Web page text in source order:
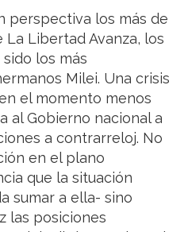
perspectiva los más de
Libertad Avanza, los
los más
Milei. Una crisis
el momento menos
al Gobierno nacional a
a contrarreloj. No
en el plano
que la situación
sumar a ella- sino
las posiciones